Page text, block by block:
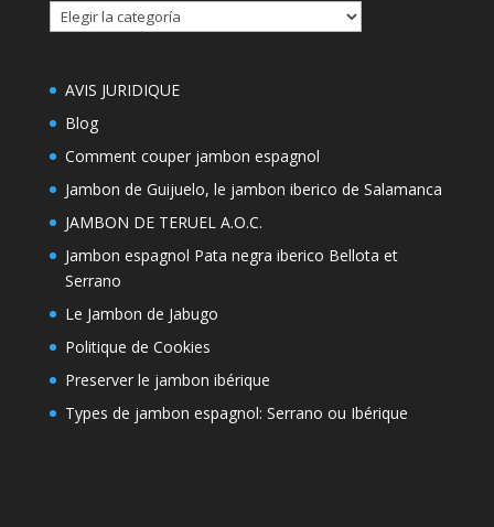
Nos
thémes
AVIS JURIDIQUE
Blog
Comment couper jambon espagnol
Jambon de Guijuelo, le jambon iberico de Salamanca
JAMBON DE TERUEL A.O.C.
Jambon espagnol Pata negra iberico Bellota et
Serrano
Le Jambon de Jabugo
Politique de Cookies
Preserver le jambon ibérique
Types de jambon espagnol: Serrano ou Ibérique